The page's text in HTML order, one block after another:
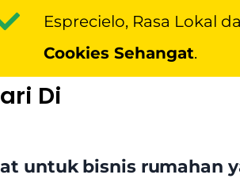
Esprecielo, Rasa Lokal
Cookies Sehangat.
Di
untuk bisnis rumahan